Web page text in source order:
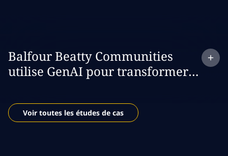
Expandcase study:
Balfour Beatty Communities
utilise GenAI pour transformer
bons de travail
Voir toutes les études de cas